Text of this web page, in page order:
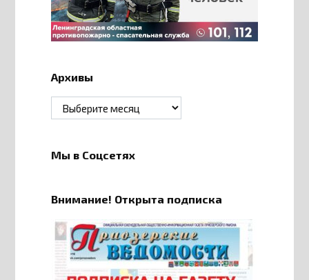
Архивы
Архивы
Мы в Соцсетях
Внимание! Открыта подписка